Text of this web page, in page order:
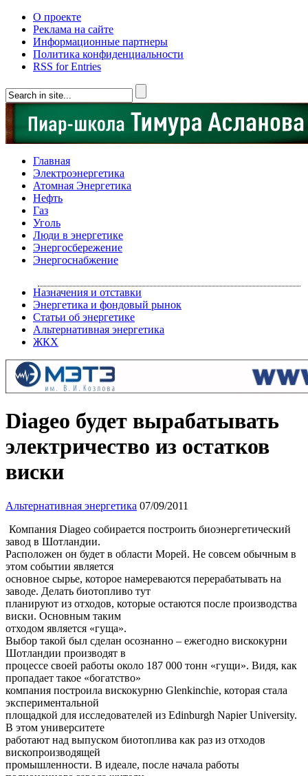
О проекте
Реклама на сайте
Информационные партнеры
Политика конфиденциальности
RSS for Entries
Главная
Электроэнергетика
Атомная Энергетика
Нефть
Газ
Уголь
Люди в энергетике
Энергосбережение
Энергоснабжение
Назначения и отставки
Энергетика и фондовый рынок
Статьи об энергетике
Альтернативная энергетика
ЖКХ
Diageo будет вырабатывать
электричество из остатков
виски
Альтернативная энергетика 07/09/2011
Компания Diageo собирается построить биоэнергетический
завод в Шотландии.
Расположен он будет в области Морей. Не совсем обычным в
этом событии является
основное сырье, которое намереваются перерабатывать на
заводе. Делать биотопливо тут
планируют из отходов, которые остаются после производства
виски. Основным таким
отходом является «гуща».
Выбор такой был сделан осознанно – ежегодно вискокурни
Шотландии производят в
процессе своей работы около 187 000 тонн «гущи». Видя, как
пропадает такое «богатство»
компания построила вискокурню Glenkinchie, которая стала
экспериментальной
площадкой для исследователей из Edinburgh Napier University.
В этом университете
работают над выпуском биотоплива как раз из отходов
вископроизводящей
промышленности. В идеале, после начала работы